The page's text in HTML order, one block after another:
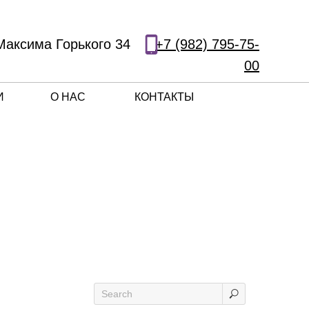
Горького 34
+7 (982) 795-75-
00
КОНТАКТЫ
О НАС